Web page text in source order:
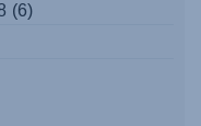
(6)